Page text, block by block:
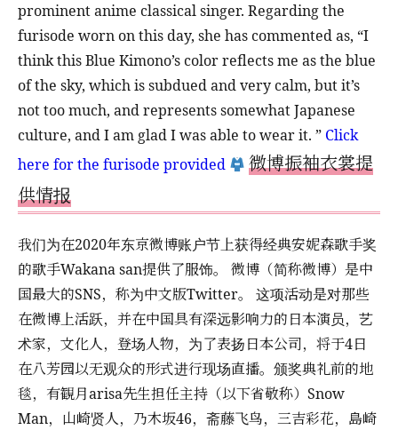
prominent anime classical singer. Regarding the
furisode worn on this day, she has commented as, “I
think this Blue Kimono’s color reflects me as the blue
of the sky, which is subdued and very calm, but it’s
not too much, and represents somewhat Japanese
culture, and I am glad I was able to wear it. ” Click
here for the furisode provided
微博振袖衣裳提
供情报
我们为在2020年东京微博账户节上获得经典安妮森歌手奖
的歌手Wakana san提供了服饰。 微博（简称微博）是中
国最大的SNS，称为中文版Twitter。 这项活动是对那些
在微博上活跃，并在中国具有深远影响力的日本演员，艺
术家，文化人，登场人物，为了表扬日本公司，将于4日
在八芳园以无观众的形式进行现场直播。颁奖典礼前的地
毯，有観月arisa先生担任主持（以下省敬称）Snow
Man，山崎贤人，乃木坂46，斋藤飞鸟，三吉彩花，島崎